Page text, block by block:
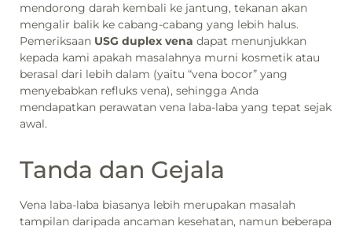
mendorong darah kembali ke jantung, tekanan akan
mengalir balik ke cabang-cabang yang lebih halus.
Pemeriksaan USG duplex vena dapat menunjukkan
kepada kami apakah masalahnya murni kosmetik atau
berasal dari lebih dalam (yaitu “vena bocor” yang
menyebabkan refluks vena), sehingga Anda
mendapatkan perawatan vena laba-laba yang tepat sejak
awal.
Tanda dan Gejala
Vena laba-laba biasanya lebih merupakan masalah
tampilan daripada ancaman kesehatan, namun beberapa